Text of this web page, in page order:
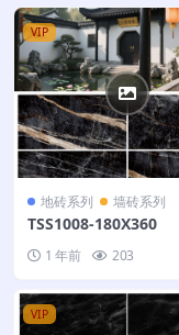
VIP
地砖系列 墙砖系列
TSS1008-180X360
1 年前 203
VIP